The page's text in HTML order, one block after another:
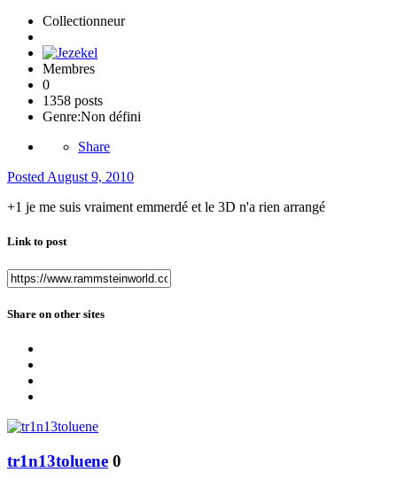
Collectionneur
Membres
0
1358 posts
Genre:Non défini
Share
Posted August 9, 2010
+1 je me suis vraiment emmerdé et le 3D n'a rien arrangé
Link to post
Share on other sites
tr1n13toluene 0